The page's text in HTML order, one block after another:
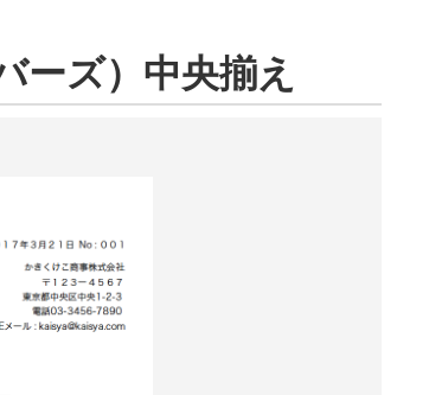
ーズ）中央揃え